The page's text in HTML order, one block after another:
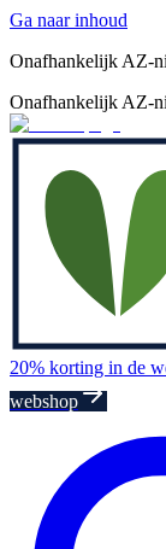
Ga naar inhoud
Onafhankelijk AZ-
Onafhankelijk AZ-
20% korting in de
webshop